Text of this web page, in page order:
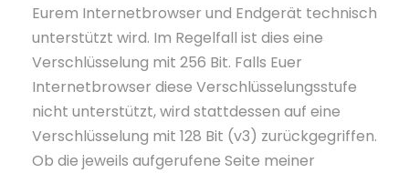
Eurem Internetbrowser und Endgerät technisch
unterstützt wird. Im Regelfall ist dies eine
Verschlüsselung mit 256 Bit. Falls Euer
Internetbrowser diese Verschlüsselungsstufe
nicht unterstützt, wird stattdessen auf eine
Verschlüsselung mit 128 Bit (v3) zurückgegriffen.
Ob die jeweils aufgerufene Seite meiner